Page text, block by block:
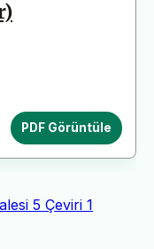
PDF Görüntüle
5 Çeviri 1